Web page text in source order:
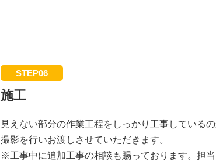
STEP06
施工
見えない部分の作業工程をしっかり工事している
撮影を行いお渡しさせていただきます。
※工事中に追加工事の相談も賜っております。担